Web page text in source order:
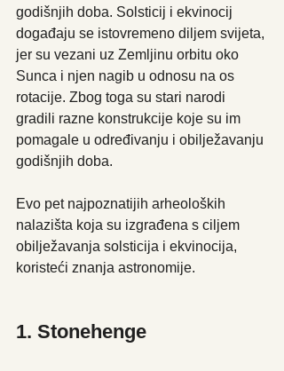
godišnjih doba. Solsticij i ekvinocij
događaju se istovremeno diljem svijeta,
jer su vezani uz Zemljinu orbitu oko
Sunca i njen nagib u odnosu na os
rotacije. Zbog toga su stari narodi
gradili razne konstrukcije koje su im
pomagale u određivanju i obilježavanju
godišnjih doba.
Evo pet najpoznatijih arheoloških
nalazišta koja su izgrađena s ciljem
obilježavanja solsticija i ekvinocija,
koristeći znanja astronomije.
1. Stonehenge